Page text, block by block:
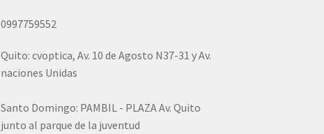
0997759552
Quito: cvoptica, Av. 10 de Agosto N37-31 y Av.
naciones Unidas
Santo Domingo: PAMBIL - PLAZA Av. Quito
junto al parque de la juventud